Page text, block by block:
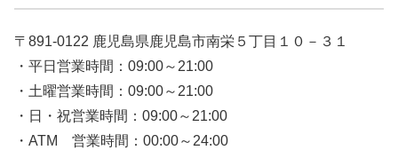
〒891-0122 鹿児島県鹿児島市南栄５丁目１０－３１
・平日営業時間：09:00～21:00
・土曜営業時間：09:00～21:00
・日・祝営業時間：09:00～21:00
・ATM 営業時間：00:00～24:00